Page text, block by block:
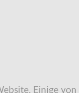
Einige von